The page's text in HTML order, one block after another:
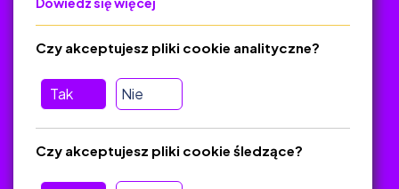
Polityka Prywatności
Regulamin
O platformie
Baza materiałów dydaktycznych
Jak zostać autorem
FAQ
Tak Nie
Czy akceptujesz pliki cookie analityczne?
Czy akceptujesz pliki cookie śledzące?